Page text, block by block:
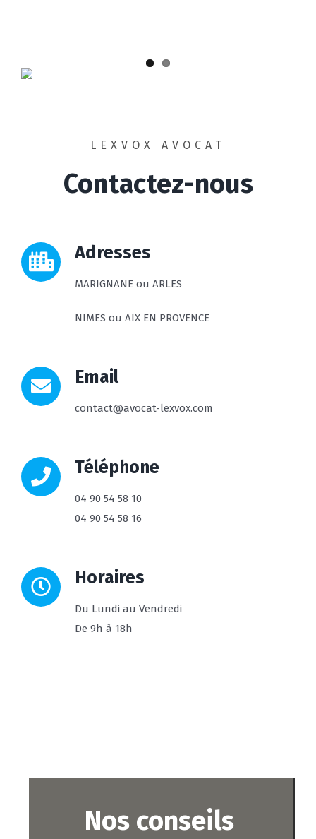
LEXVOX AVOCAT
Contactez-nous
Adresses
MARIGNANE ou ARLES
NIMES ou AIX EN PROVENCE
Email
contact@avocat-lexvox.com
Téléphone
04 90 54 58 10
04 90 54 58 16
Horaires
Du Lundi au Vendredi
De 9h à 18h
Nos conseils